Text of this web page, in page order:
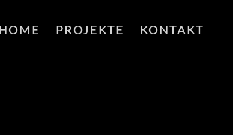
HOME PROJEKTE KONTAKT